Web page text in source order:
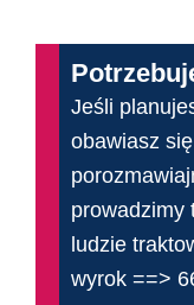
Jeśli
obawiasz
prowadzimy
ludzie
wyrok ==>